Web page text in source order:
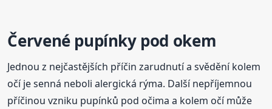
Červené pupínkypod okem
Jednou z nejčastějších příčin zarudnutí a svědění kolem
očí je senná neboli alergická rýma. Další nepříjemnou
příčinou vzniku pupínků pod očima a kolem očí může